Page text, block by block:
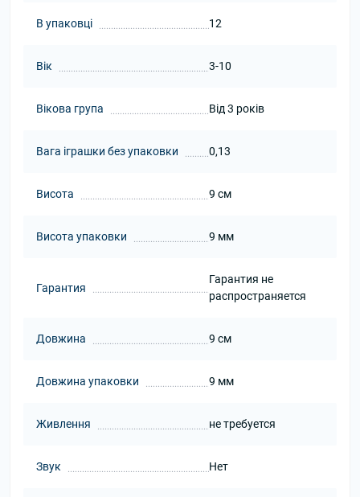
В упаковці 12
Вік 3-10
Вікова група Від 3 років
Вага іграшки без упаковки 0,13
Висота 9 см
Висота упаковки 9 мм
Гарантия
Гарантия не
распространяется
Довжина 9 см
Довжина упаковки 9 мм
Живлення не требуется
Звук Нет